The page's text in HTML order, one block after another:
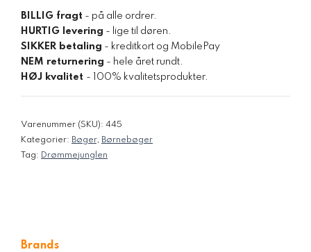
BILLIG fragt - på alle ordrer.
HURTIG levering - lige til døren.
SIKKER betaling - kreditkort og MobilePay
NEM returnering - hele året rundt.
HØJ kvalitet - 100% kvalitetsprodukter.
Varenummer (SKU): 445
Kategorier: Bøger, Børnebøger
Tag: Drømmejunglen
Brands